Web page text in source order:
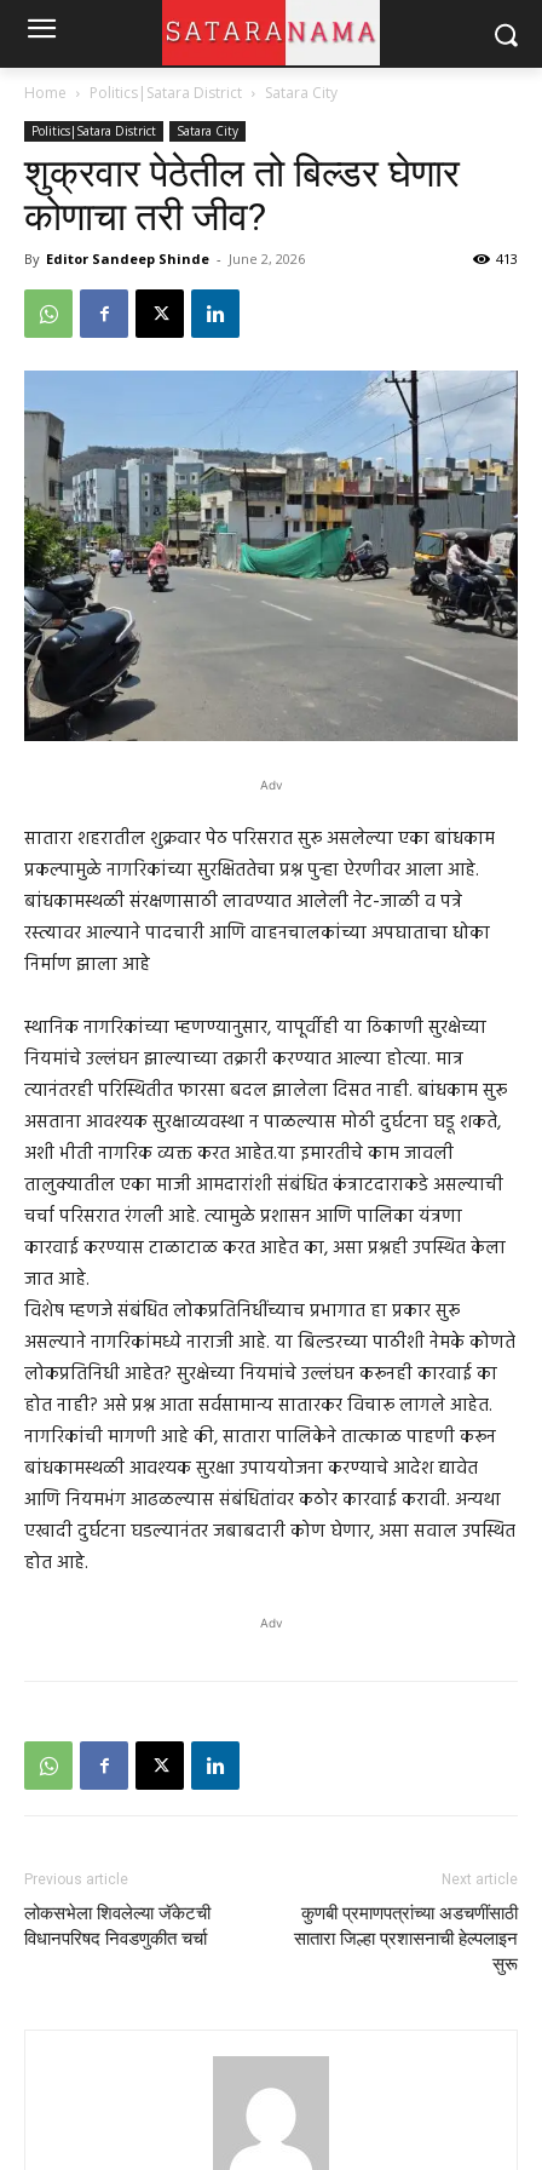
Home Politics|Satara District Satara City
Politics|Satara District Satara City
शुक्रवार पेठेतील तो बिल्डर घेणार
कोणाचा तरी जीव?
By Editor Sandeep Shinde - June 2, 2026 413
Adv
सातारा शहरातील शुक्रवार पेठ परिसरात सुरू असलेल्या एका बांधकाम
प्रकल्पामुळे नागरिकांच्या सुरक्षिततेचा प्रश्न पुन्हा ऐरणीवर आला आहे.
बांधकामस्थळी संरक्षणासाठी लावण्यात आलेली नेट-जाळी व पत्रे
रस्त्यावर आल्याने पादचारी आणि वाहनचालकांच्या अपघाताचा धोका
निर्माण झाला आहे
स्थानिक नागरिकांच्या म्हणण्यानुसार, यापूर्वीही या ठिकाणी सुरक्षेच्या
नियमांचे उल्लंघन झाल्याच्या तक्रारी करण्यात आल्या होत्या. मात्र
त्यानंतरही परिस्थितीत फारसा बदल झालेला दिसत नाही. बांधकाम सुरू
असताना आवश्यक सुरक्षाव्यवस्था न पाळल्यास मोठी दुर्घटना घडू शकते,
अशी भीती नागरिक व्यक्त करत आहेत.या इमारतीचे काम जावली
तालुक्यातील एका माजी आमदारांशी संबंधित कंत्राटदाराकडे असल्याची
चर्चा परिसरात रंगली आहे. त्यामुळे प्रशासन आणि पालिका यंत्रणा
कारवाई करण्यास टाळाटाळ करत आहेत का, असा प्रश्नही उपस्थित केला
जात आहे.
विशेष म्हणजे संबंधित लोकप्रतिनिधींच्याच प्रभागात हा प्रकार सुरू
असल्याने नागरिकांमध्ये नाराजी आहे. या बिल्डरच्या पाठीशी नेमके कोणते
लोकप्रतिनिधी आहेत? सुरक्षेच्या नियमांचे उल्लंघन करूनही कारवाई का
होत नाही? असे प्रश्न आता सर्वसामान्य सातारकर विचारू लागले आहेत.
नागरिकांची मागणी आहे की, सातारा पालिकेने तात्काळ पाहणी करून
बांधकामस्थळी आवश्यक सुरक्षा उपाययोजना करण्याचे आदेश द्यावेत
आणि नियमभंग आढळल्यास संबंधितांवर कठोर कारवाई करावी. अन्यथा
एखादी दुर्घटना घडल्यानंतर जबाबदारी कोण घेणार, असा सवाल उपस्थित
होत आहे.
Adv
Previous article
लोकसभेला शिवलेल्या जॅकेटची
विधानपरिषद निवडणुकीत चर्चा
Next article
कुणबी प्रमाणपत्रांच्या अडचणींसाठी
सातारा जिल्हा प्रशासनाची हेल्पलाइन
सुरू